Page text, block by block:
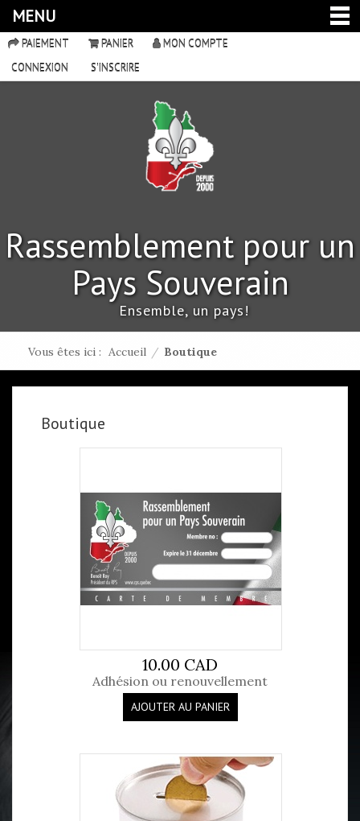
MENU
PAIEMENT PANIER
MON COMPTE
CONNEXION
S'INSCRIRE
Rassemblement pour un
Pays Souverain
Ensemble, un pays!
Vous êtes ici : Accueil / Boutique
Boutique
10.00 CAD
Adhésion ou renouvellement
AJOUTER AU PANIER